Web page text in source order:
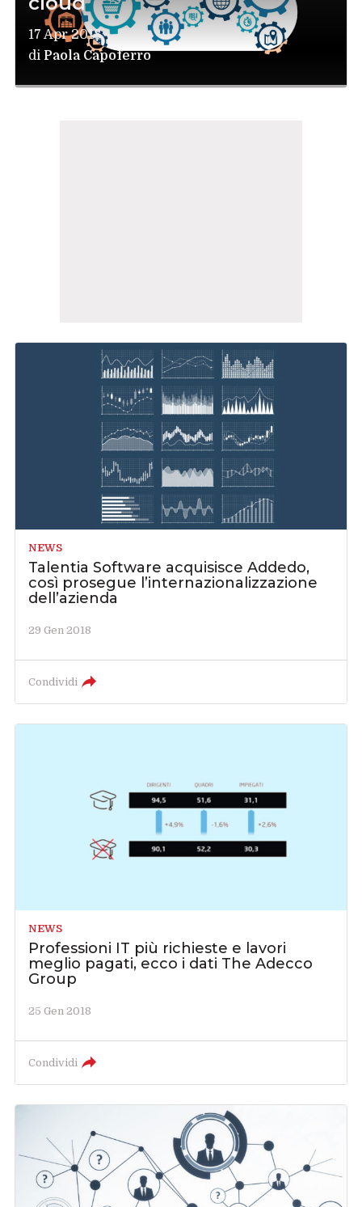
17 Apr 2018
di Paola Capoferro
NEWS
Talentia Software acquisisce Addedo,
così prosegue l’internazionalizzazione
dell’azienda
29 Gen 2018
Condividi
NEWS
Professioni IT più richieste e lavori
meglio pagati, ecco i dati The Adecco
Group
25 Gen 2018
Condividi